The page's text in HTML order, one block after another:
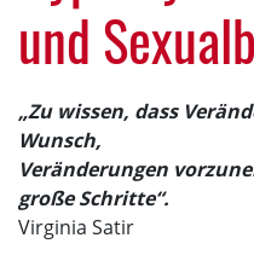
und
„Zu wissen, dass
Wunsch,
Veränderungen
große Schritte“.
Virginia Satir